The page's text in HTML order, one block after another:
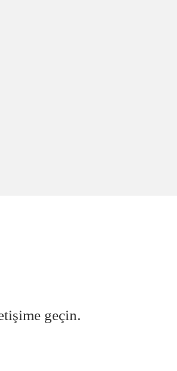
geçin.